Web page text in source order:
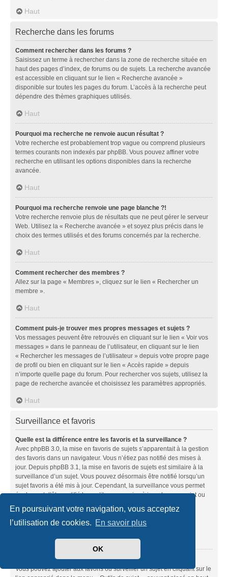
En poursuivant votre navigation, vous acceptez
l’utilisation de cookies. En savoir plus
OK
Haut
Recherche dans les forums
Comment rechercher dans les forums ?
Saisissez un terme à rechercher dans la zone de recherche située en
haut des pages d’index, de forums ou de sujets. La recherche avancée
est accessible en cliquant sur le lien « Recherche avancée »
disponible sur toutes les pages du forum. L’accès à la recherche peut
dépendre des thèmes graphiques utilisés.
Haut
Pourquoi ma recherche ne renvoie aucun résultat ?
Votre recherche est probablement trop vague ou comprend plusieurs
termes courants non indexés par phpBB. Vous pouvez affiner votre
recherche en utilisant les options disponibles dans la recherche
avancée.
Haut
Pourquoi ma recherche renvoie une page blanche ?!
Votre recherche renvoie plus de résultats que ne peut gérer le serveur
Web. Utilisez la « Recherche avancée » et soyez plus précis dans le
choix des termes utilisés et des forums concernés par la recherche.
Haut
Comment rechercher des membres ?
Allez sur la page « Membres », cliquez sur le lien « Rechercher un
membre ».
Haut
Comment puis-je trouver mes propres messages et sujets ?
Vos messages peuvent être retrouvés en cliquant sur le lien « Voir vos
messages » dans le panneau de l’utilisateur, en cliquant sur le lien
« Rechercher les messages de l’utilisateur » depuis votre propre page
de profil ou bien en cliquant sur le lien « Accès rapide » depuis
n’importe quelle page du forum. Pour rechercher vos sujets, utilisez la
page de recherche avancée et choisissez les paramètres appropriés.
Haut
Surveillance et favoris
Quelle est la différence entre les favoris et la surveillance ?
Avec phpBB 3.0, la mise en favoris de sujets s’apparentait à la gestion
des favoris dans un navigateur. Vous n’étiez pas notifié des mises à
jour. Depuis phpBB 3.1, la mise en favoris de sujets est similaire à la
surveillance d’un sujet. Vous pouvez désormais être notifié lorsqu’un
sujet favoris a été mis à jour. Cependant, la surveillance vous permet
également d’être notifié lorsqu’il y a une mise à jour dans un sujet ou
surveillances peuvent être configurées depuis le panneau de
l’utilisateur dans l’onglet « Préférences du forum ».
Comment mettre en favoris ou surveiller des sujets ?
Vous pouvez ajouter aux favoris ou surveiller un sujet en cliquant sur le